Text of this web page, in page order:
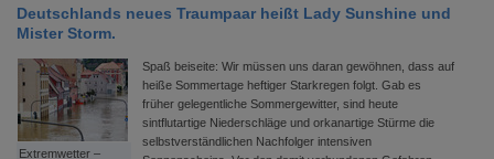
Deutschlands neues Traumpaar heißt Lady Sunshine und
Mister Storm.
Extremwetter –
Spaß beiseite: Wir müssen uns daran gewöhnen, dass auf
heiße Sommertage heftiger Starkregen folgt. Gab es
früher gelegentliche Sommergewitter, sind heute
sintflutartige Niederschläge und orkanartige Stürme die
selbstverständlichen Nachfolger intensiven